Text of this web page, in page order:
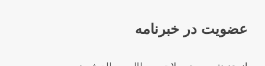
عضویت در خبرنامه